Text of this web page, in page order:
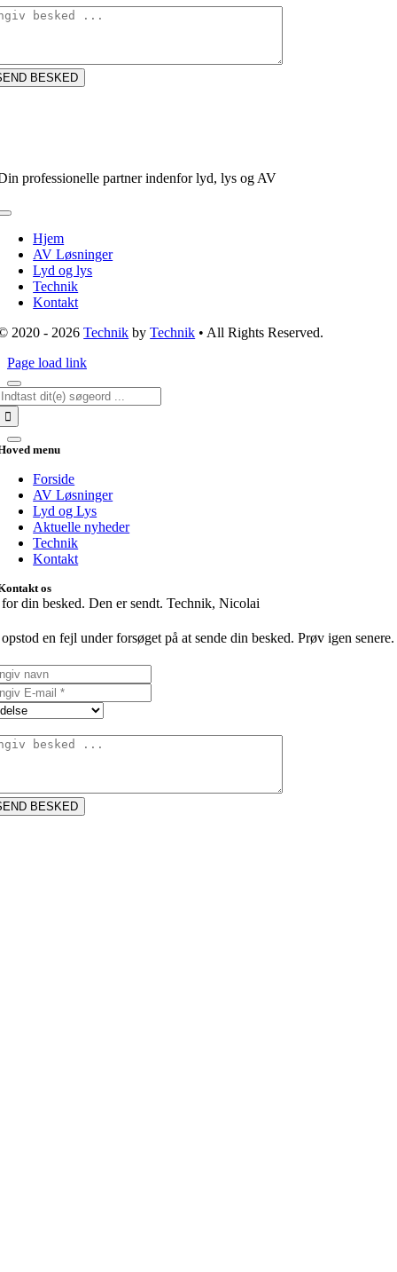
BESKED
professionelle partner indenfor lyd, lys og AV
Toggle
Navigation
Hjem
AV Løsninger
Lyd og lys
Technik
Kontakt
2020 - 2026Technik byTechnik • All Rights Reserved.
Page load link
menu
Forside
AV Løsninger
Lyd og Lys
Aktuelle nyheder
Technik
Kontakt
os
din besked. Den er sendt. Technik, Nicolai
en fejl under forsøget på at sende din besked. Prøv igen senere.
BESKED